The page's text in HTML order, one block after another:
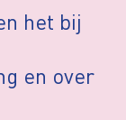
het bij
en over